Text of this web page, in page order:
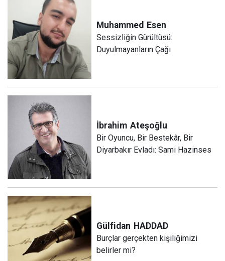
Muhammed Esen
Sessizliğin Gürültüsü:
Duyulmayanların Çağı
İbrahim Ateşoğlu
Bir Oyuncu, Bir Bestekâr, Bir
Diyarbakır Evladı: Sami Hazinses
Gülfidan HADDAD
Burçlar gerçekten kişiliğimizi
belirler mi?